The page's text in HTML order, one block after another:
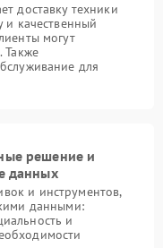
доставку техники
и качественный
могут
Также
для
решение и
данных
и инструментов,
данными:
и